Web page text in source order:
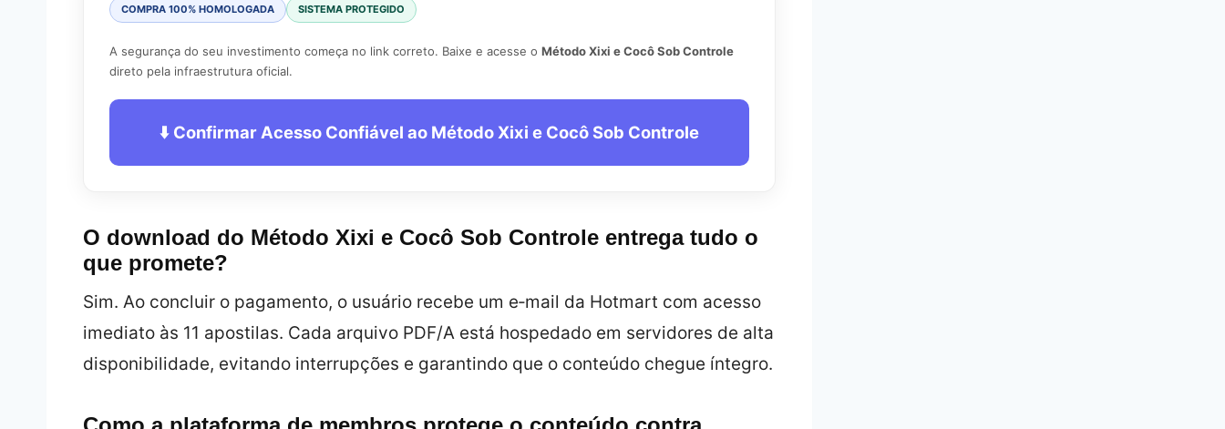
COMPRA 100% HOMOLOGADA SISTEMA PROTEGIDO
A segurança do seu investimento começa no link correto. Baixe e acesse o Método Xixi e Cocô Sob Controle
direto pela infraestrutura oficial.
⬇️ Confirmar Acesso Confiável ao Método Xixi e Cocô Sob Controle
O download do Método Xixi e Cocô Sob Controle entrega tudo o
que promete?
Sim. Ao concluir o pagamento, o usuário recebe um e‑mail da Hotmart com acesso
imediato às 11 apostilas. Cada arquivo PDF/A está hospedado em servidores de alta
disponibilidade, evitando interrupções e garantindo que o conteúdo chegue íntegro.